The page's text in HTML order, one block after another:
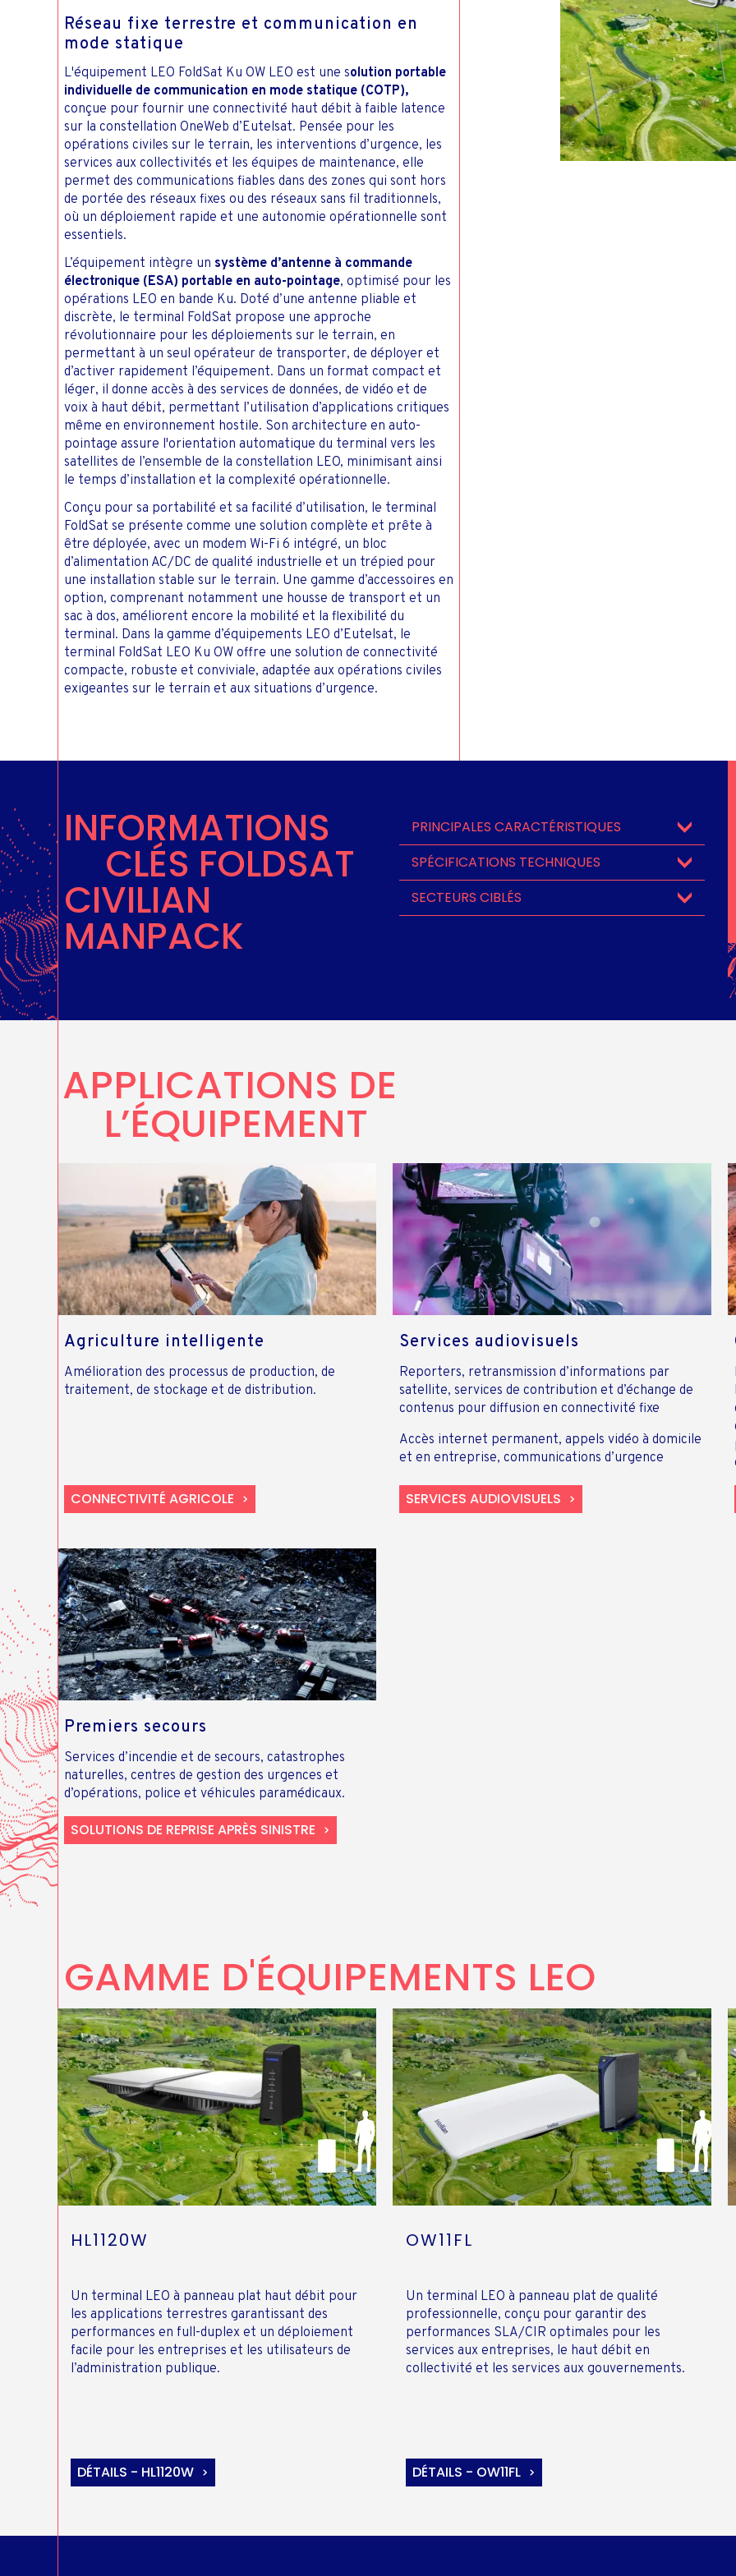
CONTACTS INVESTISSEURS
Réseau fixe terrestre et communication en
mode statique
L'équipement LEO FoldSat Ku OW LEO est une solution portable
individuelle de communication en mode statique (COTP),
conçue pour fournir une connectivité haut débit à faible latence
sur la constellation OneWeb d’Eutelsat. Pensée pour les
opérations civiles sur le terrain, les interventions d’urgence, les
services aux collectivités et les équipes de maintenance, elle
permet des communications fiables dans des zones qui sont hors
de portée des réseaux fixes ou des réseaux sans fil traditionnels,
où un déploiement rapide et une autonomie opérationnelle sont
essentiels.
L’équipement intègre un système d’antenne à commande
électronique (ESA) portable en auto-pointage, optimisé pour les
opérations LEO en bande Ku. Doté d’une antenne pliable et
discrète, le terminal FoldSat propose une approche
révolutionnaire pour les déploiements sur le terrain, en
permettant à un seul opérateur de transporter, de déployer et
d’activer rapidement l’équipement. Dans un format compact et
léger, il donne accès à des services de données, de vidéo et de
voix à haut débit, permettant l’utilisation d’applications critiques
même en environnement hostile. Son architecture en auto-
pointage assure l'orientation automatique du terminal vers les
satellites de l’ensemble de la constellation LEO, minimisant ainsi
le temps d’installation et la complexité opérationnelle.
Conçu pour sa portabilité et sa facilité d’utilisation, le terminal
FoldSat se présente comme une solution complète et prête à
être déployée, avec un modem Wi-Fi 6 intégré, un bloc
d’alimentation AC/DC de qualité industrielle et un trépied pour
une installation stable sur le terrain. Une gamme d’accessoires en
option, comprenant notamment une housse de transport et un
sac à dos, améliorent encore la mobilité et la flexibilité du
terminal. Dans la gamme d’équipements LEO d’Eutelsat, le
terminal FoldSat LEO Ku OW offre une solution de connectivité
compacte, robuste et conviviale, adaptée aux opérations civiles
exigeantes sur le terrain et aux situations d’urgence.
INFORMATIONS
CLÉS FOLDSAT
CIVILIAN
MANPACK
PRINCIPALES CARACTÉRISTIQUES
SPÉCIFICATIONS TECHNIQUES
SECTEURS CIBLÉS
APPLICATIONS DE
L’ÉQUIPEMENT
Agriculture intelligente
Amélioration des processus de production, de
traitement, de stockage et de distribution.
CONNECTIVITÉ AGRICOLE
Services audiovisuels
Reporters, retransmission d’informations par
satellite, services de contribution et d’échange de
contenus pour diffusion en connectivité fixe
Accès internet permanent, appels vidéo à domicile
et en entreprise, communications d’urgence
SERVICES AUDIOVISUELS
Premiers secours
Services d’incendie et de secours, catastrophes
naturelles, centres de gestion des urgences et
d’opérations, police et véhicules paramédicaux.
SOLUTIONS DE REPRISE APRÈS SINISTRE
GAMME D'ÉQUIPEMENTS LEO
HL1120W
Un terminal LEO à panneau plat haut débit pour
les applications terrestres garantissant des
performances en full-duplex et un déploiement
facile pour les entreprises et les utilisateurs de
l’administration publique.
DÉTAILS - HL1120W
OW11FL
Un terminal LEO à panneau plat de qualité
professionnelle, conçu pour garantir des
performances SLA/CIR optimales pour les
services aux entreprises, le haut débit en
collectivité et les services aux gouvernements.
DÉTAILS - OW11FL